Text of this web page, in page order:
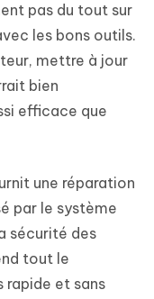
pas du tout sur
les bons outils.
mettre à jour
bien
efficace que
une réparation
par le système
sécurité des
tout le
rapide et sans